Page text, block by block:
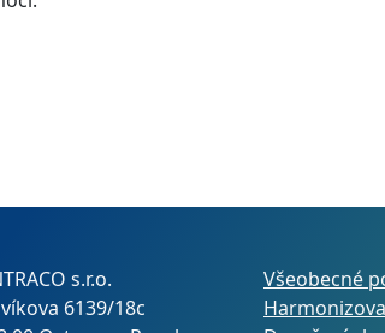
s.r.o.
6139/18c
Všeobecné